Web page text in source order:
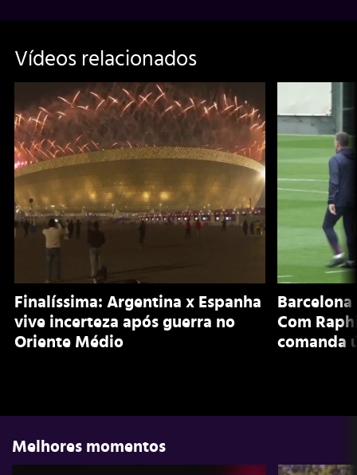
Vídeos relacionados
Finalíssima: Argentina x Espanha
vive incerteza após guerra no
Oriente Médio
Com
comanda
Melhores momentos